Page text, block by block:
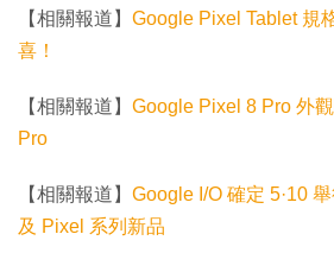
【相關報道】 Google Pixel Tablet 規
喜！
【相關報道】 Google Pixel 8 Pro 外
Pro
【相關報道】 Google I/O 確定 5·10
及 Pixel 系列新品